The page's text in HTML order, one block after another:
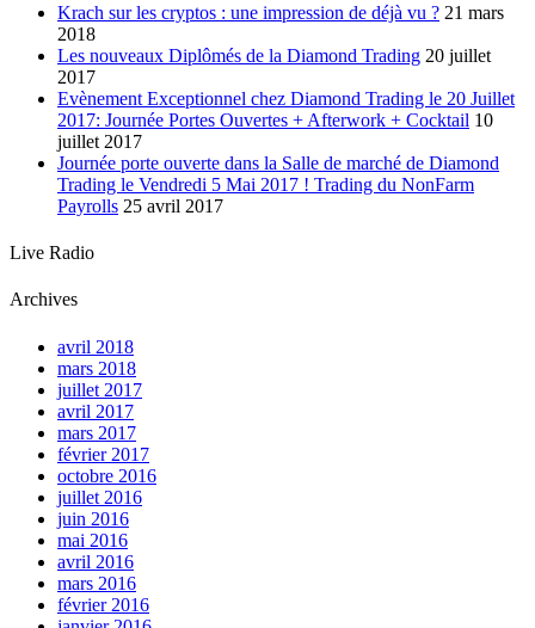
Krach sur les cryptos : une impression de déjà vu ? 21 mars
2018
Les nouveaux Diplômés de la Diamond Trading 20 juillet
2017
Evènement Exceptionnel chez Diamond Trading le 20 Juillet
2017: Journée Portes Ouvertes + Afterwork + Cocktail 10
juillet 2017
Journée porte ouverte dans la Salle de marché de Diamond
Trading le Vendredi 5 Mai 2017 ! Trading du NonFarm
Payrolls 25 avril 2017
Live Radio
Archives
avril 2018
mars 2018
juillet 2017
avril 2017
mars 2017
février 2017
octobre 2016
juillet 2016
juin 2016
mai 2016
avril 2016
mars 2016
février 2016